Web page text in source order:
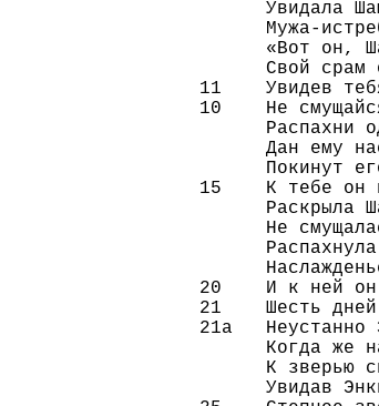
Увидала
Мужа-
«Вот он,
Свой срам
11    Увидев
10    Не
Распахни
Дан ему
Покинут
15    К тебе он
Раскрыла
Не
20    И к ней он
21    Шесть дней
21а   Неустанно
Когда же
К зверью
Увидав